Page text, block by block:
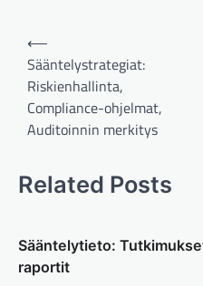
Post
navigation
⟵
Sääntelystrategiat:
Riskienhallinta,
Compliance-ohjelmat,
Auditoinnin merkitys
Related Posts
Sääntelytieto:
raportit